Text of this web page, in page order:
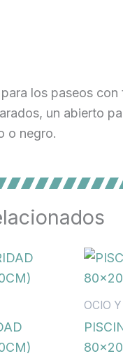
los paseos
un abierto
o negro.
OCIO